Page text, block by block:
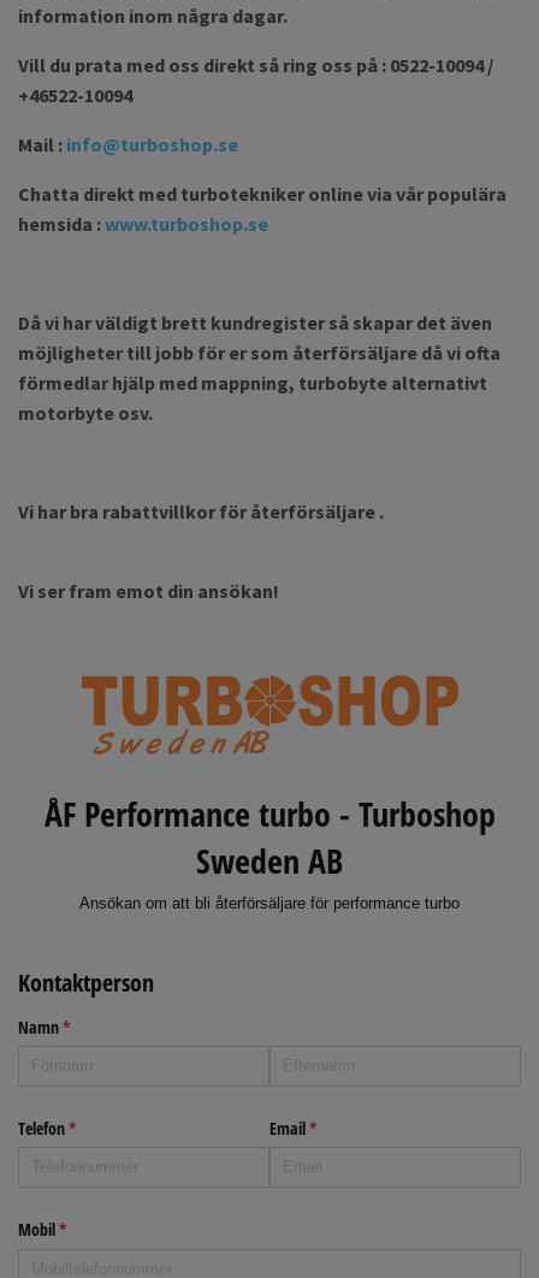
information inom några dagar.
Vill du prata med oss direkt så ring oss på : 0522-10094 /
+46522-10094
Mail : info@turboshop.se
Chatta direkt med turbotekniker online via vår populära
hemsida :www.turboshop.se
Då vi har väldigt brett kundregister så skapar det även
möjligheter till jobb för er som återförsäljare då vi ofta
förmedlar hjälp med mappning, turbobyte alternativt
motorbyte osv.
Vi har bra rabattvillkor för återförsäljare .
Vi ser fram emot din ansökan!